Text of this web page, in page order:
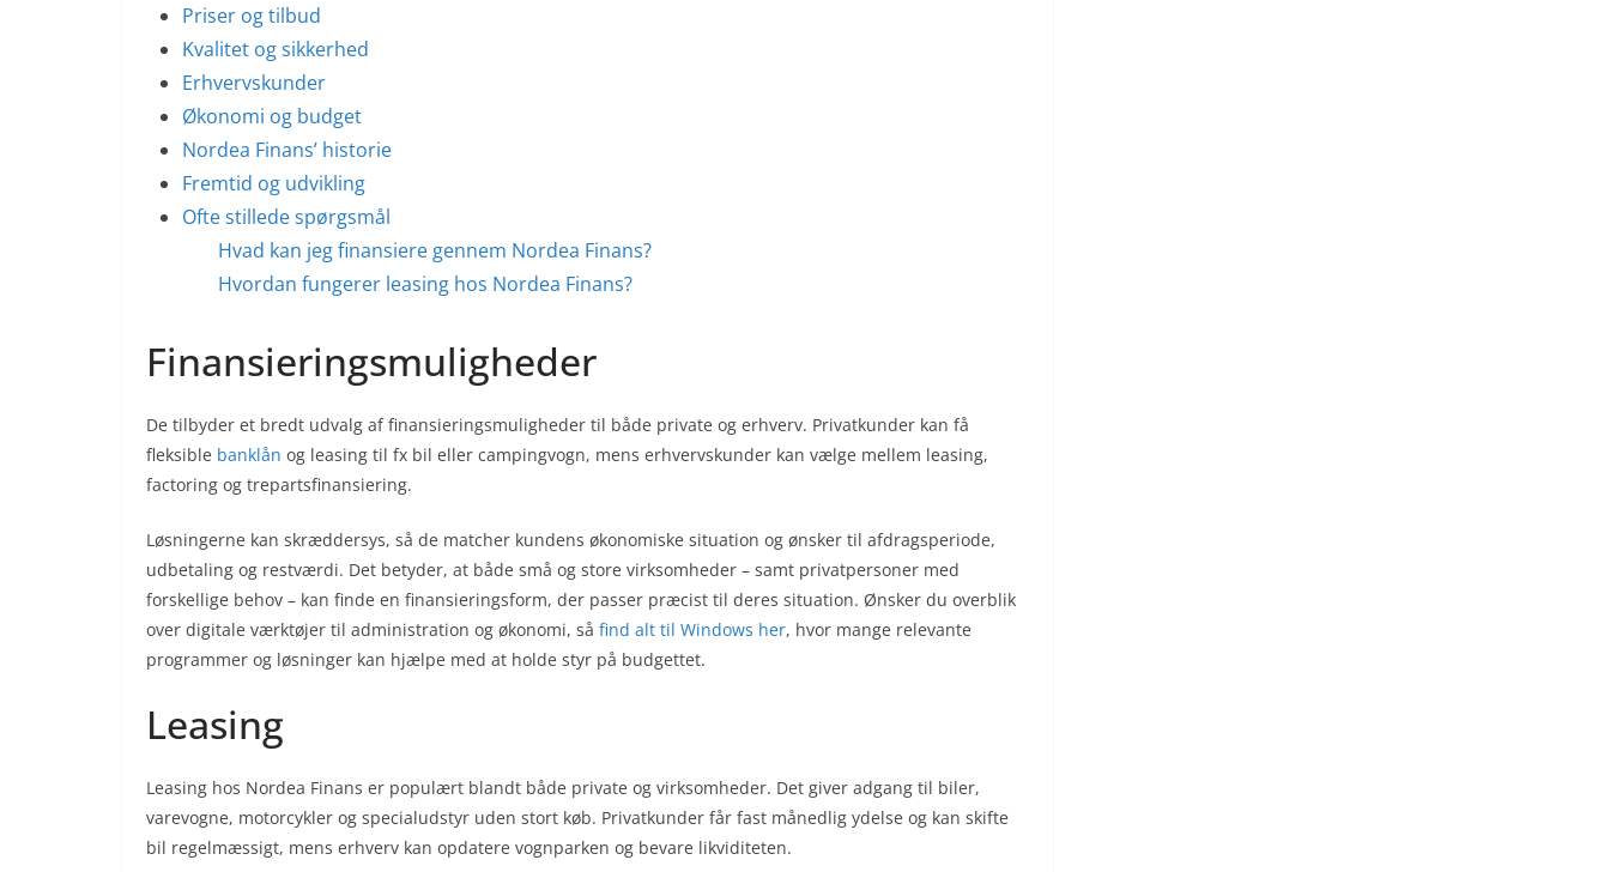
Priser og tilbud
Kvalitet og sikkerhed
Erhvervskunder
Økonomi og budget
Nordea Finans’ historie
Fremtid og udvikling
Ofte stillede spørgsmål
Hvad kan jeg finansiere gennem Nordea Finans?
Hvordan fungerer leasing hos Nordea Finans?
Finansieringsmuligheder
De tilbyder et bredt udvalg af finansieringsmuligheder til både private og erhverv. Privatkunder kan få
fleksible banklån og leasing til fx bil eller campingvogn, mens erhvervskunder kan vælge mellem leasing,
factoring og trepartsfinansiering.
Løsningerne kan skræddersys, så de matcher kundens økonomiske situation og ønsker til afdragsperiode,
udbetaling og restværdi. Det betyder, at både små og store virksomheder – samt privatpersoner med
forskellige behov – kan finde en finansieringsform, der passer præcist til deres situation. Ønsker du overblik
over digitale værktøjer til administration og økonomi, så find alt til Windows her, hvor mange relevante
programmer og løsninger kan hjælpe med at holde styr på budgettet.
Leasing
Leasing hos Nordea Finans er populært blandt både private og virksomheder. Det giver adgang til biler,
varevogne, motorcykler og specialudstyr uden stort køb. Privatkunder får fast månedlig ydelse og kan skifte
bil regelmæssigt, mens erhverv kan opdatere vognparken og bevare likviditeten.